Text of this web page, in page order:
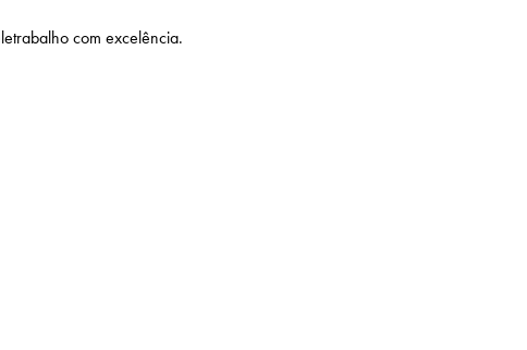
com excelência.